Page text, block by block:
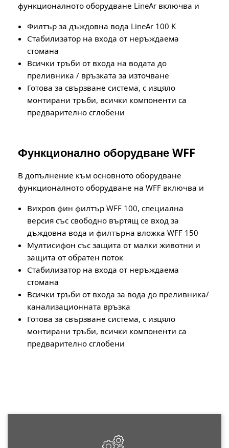
функционалното оборудване LineAr включва и
Филтър за дъждовна вода LineAr 100 K
Стабилизатор на входа от неръждаема
стомана
Всички тръби от входа на водата до
преливника / връзката за източване
Готова за свързване система, с изцяло
монтирани тръби, всички компоненти са
предварително сглобени
Функционално оборудване WFF
В допълнение към основното оборудване
функционалното оборудване на WFF включва и
Вихров фин филтър WFF 100, специална
версия със свободно въртящ се вход за
дъждовна вода и филтърна вложка WFF 150
Мултисифон със защита от малки животни и
защита от обратен поток
Стабилизатор на входа от неръждаема
стомана
Всички тръби от входа за вода до преливника/
канализационната връзка
Готова за свързване система, с изцяло
монтирани тръби, всички компоненти са
предварително сглобени